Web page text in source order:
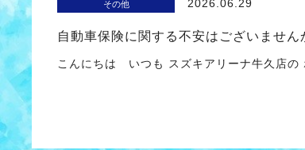
その他 2026.06.29
自動車保険に関する不安はございません
こんにちは いつも スズキアリーナ牛久店の